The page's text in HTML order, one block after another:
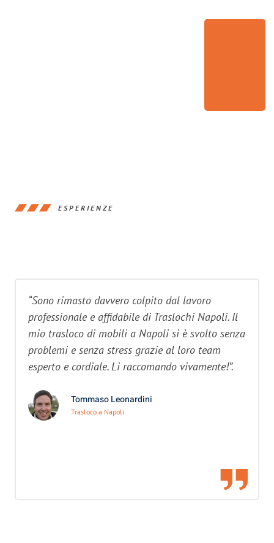
ESPERIENZE
“Sono rimasto davvero colpito dal lavoro
professionale e affidabile di Traslochi Napoli. Il
mio trasloco di mobili a Napoli si è svolto senza
problemi e senza stress grazie al loro team
esperto e cordiale. Li raccomando vivamente!”.
Tommaso Leonardini
Trasloco a Napoli